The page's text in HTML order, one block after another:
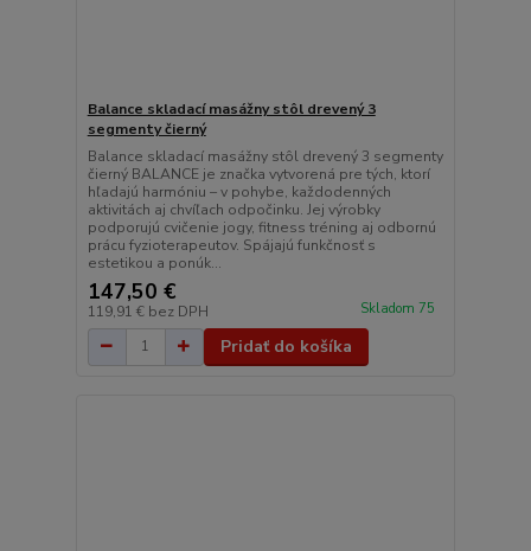
Balance skladací masážny stôl drevený 3
segmenty čierný
Balance skladací masážny stôl drevený 3 segmenty
čierný BALANCE je značka vytvorená pre tých, ktorí
hľadajú harmóniu – v pohybe, každodenných
aktivitách aj chvíľach odpočinku. Jej výrobky
podporujú cvičenie jogy, fitness tréning aj odbornú
prácu fyzioterapeutov. Spájajú funkčnosť s
estetikou a ponúk...
147,50 €
119,91 € bez DPH Skladom 75
Pridať do košíka